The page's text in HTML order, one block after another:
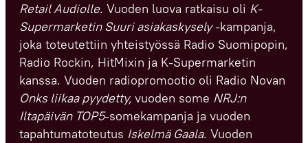
Retail Audiolle. Vuoden luova ratkaisu oli K-
Supermarketin Suuri asiakaskysely-kampanja,
joka toteutettiin yhteistyössä Radio Suomipopin,
Radio Rockin, HitMixin ja K-Supermarketin
kanssa. Vuoden radiopromootio oli Radio Novan
Onks liikaa pyydetty, vuoden some NRJ:n
Iltapäivän TOP5-somekampanja ja vuoden
tapahtumatoteutus Iskelmä Gaala. Vuoden